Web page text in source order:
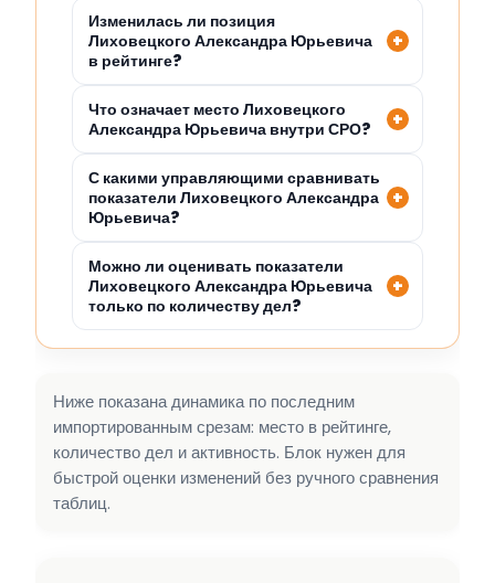
Изменилась ли позиция
Лиховецкого Александра Юрьевича
в рейтинге?
Что означает место Лиховецкого
Александра Юрьевича внутри СРО?
С какими управляющими сравнивать
показатели Лиховецкого Александра
Юрьевича?
Можно ли оценивать показатели
Лиховецкого Александра Юрьевича
только по количеству дел?
Ниже показана динамика по последним
импортированным срезам: место в рейтинге,
количество дел и активность. Блок нужен для
быстрой оценки изменений без ручного сравнения
таблиц.